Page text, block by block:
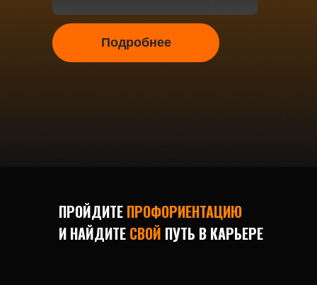
Подробнее
ПРОЙДИТЕ ПРОФОРИЕНТАЦИЮ
И НАЙДИТЕ СВОЙ ПУТЬ В КАРЬЕРЕ